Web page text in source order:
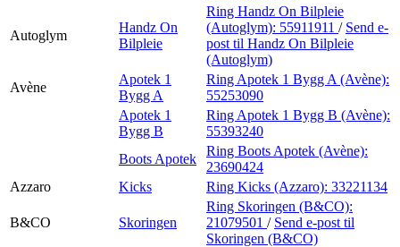
Autoglym
Handz On
Bilpleie
Ring Handz On Bilpleie
(Autoglym): 55911911 / Send e-
post til Handz On Bilpleie
(Autoglym)
Avène
Apotek 1
Bygg A
Ring Apotek 1 Bygg A (Avène):
55253090
Apotek 1
Bygg B
Ring Apotek 1 Bygg B (Avène):
55393240
Boots Apotek
Ring Boots Apotek (Avène):
23690424
Azzaro
Kicks Ring Kicks (Azzaro): 33221134
B&CO Skoringen
Ring Skoringen (B&CO):
21079501 / Send e-post til
Skoringen (B&CO)